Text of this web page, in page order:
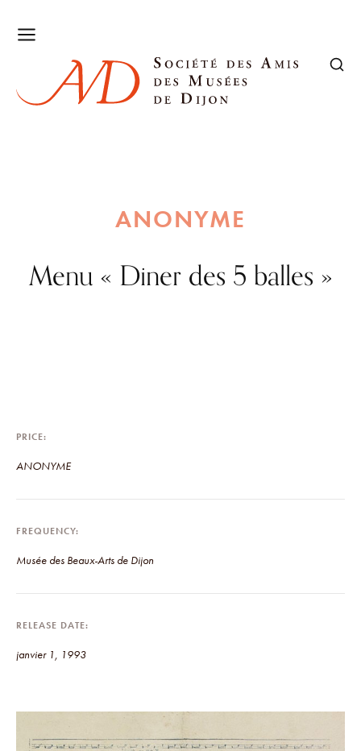
ANONYME
Menu « Diner des 5 balles »
PRICE
ANONYME
FREQUENCY
Musée des Beaux-Arts de Dijon
RELEASE DATE
janvier 1, 1993